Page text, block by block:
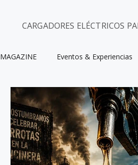
CARGADORES ELÉCTRICOS
INICIO
MAGAZINE Eventos & Experiencias